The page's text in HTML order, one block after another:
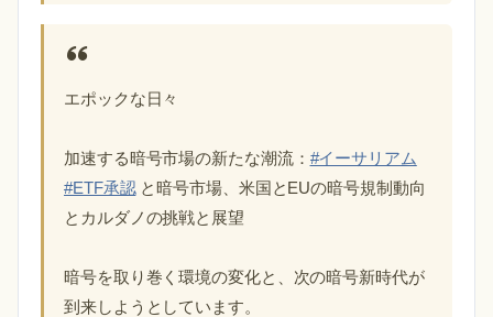
エポックな日々
加速する暗号市場の新たな潮流： #イーサリアム
#ETF承認と暗号市場、米国とEUの暗号規制動向
とカルダノの挑戦と展望
暗号を取り巻く環境の変化と、次の暗号新時代が
到来しようとしています。